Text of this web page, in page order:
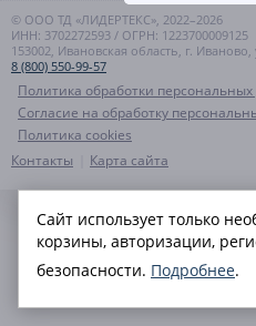
© ООО ТД «ЛИДЕРТЕКС», 2022–2026
ИНН: 3702272593 / ОГРН: 1223700009125
153002, Ивановская область, г.
8 (800) 550-99-57
Политика обработки
Согласие на обработку
Политика cookies
Контакты
Карта сайта
Сайт использует только
корзины, авторизации,
безопасности. Подробнее.